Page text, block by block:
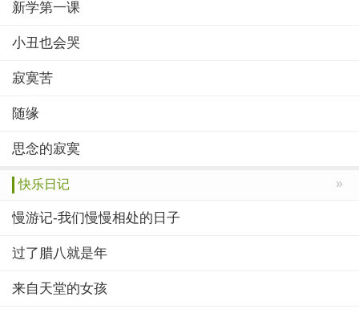
新学第一课
小丑也会哭
寂寞苦
随缘
思念的寂寞
快乐日记 »
慢游记-我们慢慢相处的日子
过了腊八就是年
来自天堂的女孩